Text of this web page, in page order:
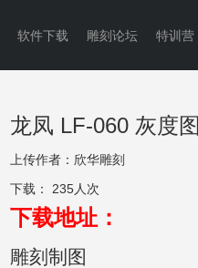
软件下载 雕刻论坛 特训营
龙凤 LF-060 灰度图
上传作者： 欣华雕刻
下载：
235人次
下载地址：
雕刻制图